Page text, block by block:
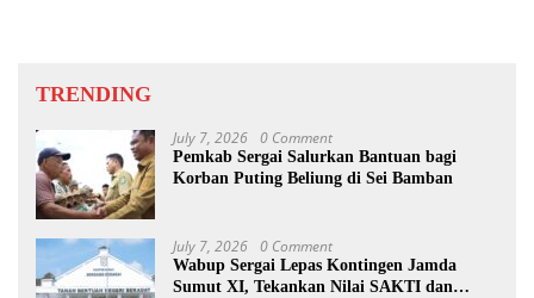
TRENDING
July 7, 2026 0 Comment
Pemkab Sergai Salurkan Bantuan bagi
Korban Puting Beliung di Sei Bamban
July 7, 2026 0 Comment
Wabup Sergai Lepas Kontingen Jamda
Sumut XI, Tekankan Nilai SAKTI dan